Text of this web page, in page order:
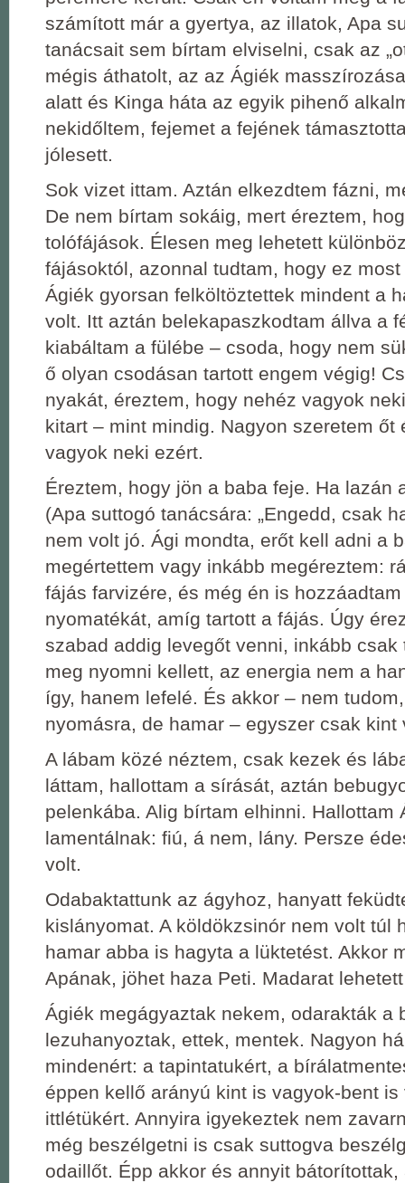
számított már a gyertya, az illatok, Apa
tanácsait sem bírtam elviselni, csak az
mégis áthatolt, az az Ágiék
alatt és Kinga háta az egyik pihenő
nekidőltem, fejemet a fejének
jólesett.
Sok vizet ittam. Aztán elkezdtem fázni,
De nem bírtam sokáig, mert éreztem,
tolófájások. Élesen meg lehetett
fájásoktól, azonnal tudtam, hogy ez
Ágiék gyorsan felköltöztettek mindent a
volt. Itt aztán belekapaszkodtam állva a
kiabáltam a fülébe ‒ csoda, hogy nem
ő olyan csodásan tartott engem végig!
nyakát, éreztem, hogy nehéz vagyok
kitart ‒ mint mindig. Nagyon szeretem őt
vagyok neki ezért.
Éreztem, hogy jön a baba feje. Ha lazán
(Apa suttogó tanácsára: „Engedd, csak
nem volt jó. Ági mondta, erőt kell adni a
megértettem vagy inkább megéreztem:
fájás farvizére, és még én is
nyomatékát, amíg tartott a fájás. Úgy
szabad addig levegőt venni, inkább csak
meg nyomni kellett, az energia nem a
így, hanem lefelé. És akkor ‒ nem
nyomásra, de hamar ‒ egyszer csak kint
A lábam közé néztem, csak kezek és
láttam, hallottam a sírását, aztán
pelenkába. Alig bírtam elhinni. Hallottam
lamentálnak: fiú, á nem, lány. Persze
volt.
Odabaktattunk az ágyhoz, hanyatt
kislányomat. A köldökzsinór nem volt túl
hamar abba is hagyta a lüktetést. Akkor
Apának, jöhet haza Peti. Madarat
Ágiék megágyaztak nekem, odarakták a
lezuhanyoztak, ettek, mentek. Nagyon
mindenért: a tapintatukért, a
éppen kellő arányú kint is vagyok-bent is
ittlétükért. Annyira igyekeztek nem
még beszélgetni is csak suttogva
odaillőt. Épp akkor és annyit